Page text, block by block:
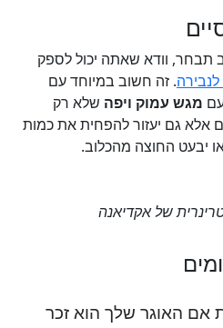
תבחר, וודא שאתה יכול לספק
. זה חשוב במיוחד עם
מגש עמוק ויפה שלא רק
גם יעזור להפחית את כמות
יבעט החוצה מהכלוב.
של אקדיאנה
אם האוגר שלך הוא זכר